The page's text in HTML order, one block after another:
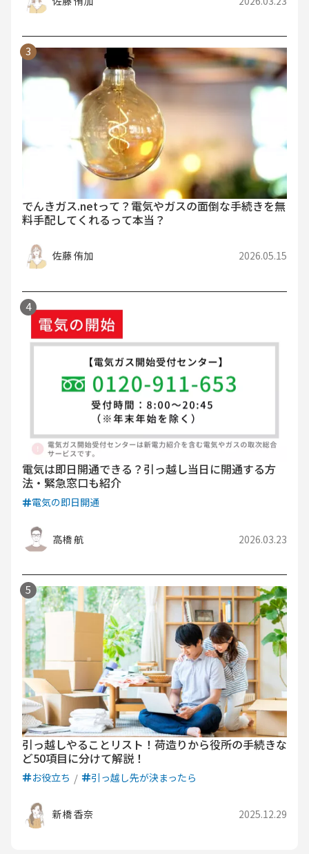
でんきガス.netって？電気やガスの面倒な手続きを無
料手配してくれるって本当？
佐藤 侑加 2026.05.15
電気は即日開通できる？引っ越し当日に開通する方
法・緊急窓口も紹介
電気の即日開通
高橋 航 2026.03.23
引っ越しやることリスト！荷造りから役所の手続きな
ど50項目に分けて解説！
お役立ち 引っ越し先が決まったら
新橋 香奈 2025.12.29